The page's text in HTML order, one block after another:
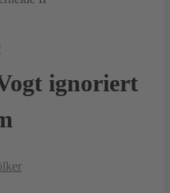
ignoriert